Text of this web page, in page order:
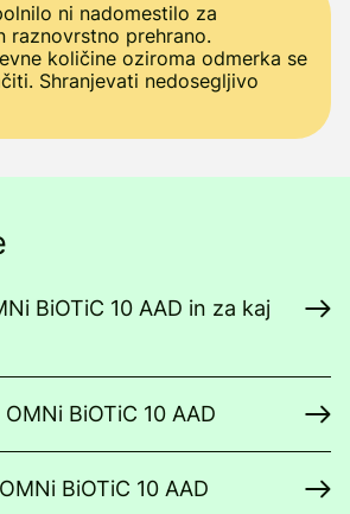
ni nadomestilo za
raznovrstno prehrano.
količine oziroma odmerka se
Shranjevati nedosegljivo
BiOTiC 10 AAD in za kaj
BiOTiC 10 AAD
BiOTiC 10 AAD